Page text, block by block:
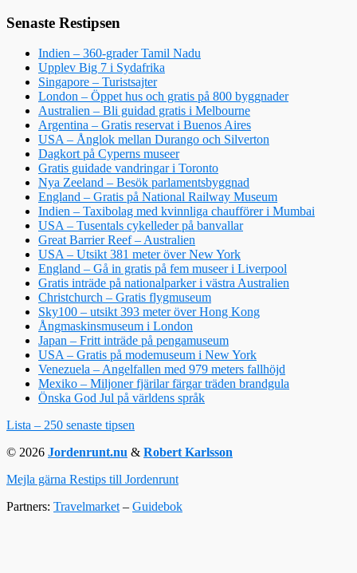
Senaste Restipsen
Indien – 360-grader Tamil Nadu
Upplev Big 7 i Sydafrika
Singapore – Turistsajter
London – Öppet hus och gratis på 800 byggnader
Australien – Bli guidad gratis i Melbourne
Argentina – Gratis reservat i Buenos Aires
USA – Ånglok mellan Durango och Silverton
Dagkort på Cyperns museer
Gratis guidade vandringar i Toronto
Nya Zeeland – Besök parlamentsbyggnad
England – Gratis på National Railway Museum
Indien – Taxibolag med kvinnliga chaufförer i Mumbai
USA – Tusentals cykelleder på banvallar
Great Barrier Reef – Australien
USA – Utsikt 381 meter över New York
England – Gå in gratis på fem museer i Liverpool
Gratis inträde på nationalparker i västra Australien
Christchurch – Gratis flygmuseum
Sky100 – utsikt 393 meter över Hong Kong
Ångmaskinsmuseum i London
Japan – Fritt inträde på pengamuseum
USA – Gratis på modemuseum i New York
Venezuela – Angelfallen med 979 meters fallhöjd
Mexiko – Miljoner fjärilar färgar träden brandgula
Önska God Jul på världens språk
Lista – 250 senaste tipsen
© 2026 Jordenrunt.nu & Robert Karlsson
Mejla gärna Restips till Jordenrunt
Partners: Travelmarket– Guidebok